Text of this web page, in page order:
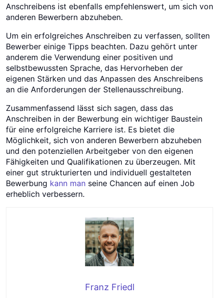
Anschreibens ist ebenfalls empfehlenswert, um sich von
anderen Bewerbern abzuheben.
Um ein erfolgreiches Anschreiben zu verfassen, sollten
Bewerber einige Tipps beachten. Dazu gehört unter
anderem die Verwendung einer positiven und
selbstbewussten Sprache, das Hervorheben der
eigenen Stärken und das Anpassen des Anschreibens
an die Anforderungen der Stellenausschreibung.
Zusammenfassend lässt sich sagen, dass das
Anschreiben in der Bewerbung ein wichtiger Baustein
für eine erfolgreiche Karriere ist. Es bietet die
Möglichkeit, sich von anderen Bewerbern abzuheben
und den potenziellen Arbeitgeber von den eigenen
Fähigkeiten und Qualifikationen zu überzeugen. Mit
einer gut strukturierten und individuell gestalteten
Bewerbung kann man seine Chancen auf einen Job
erheblich verbessern.
Franz Friedl